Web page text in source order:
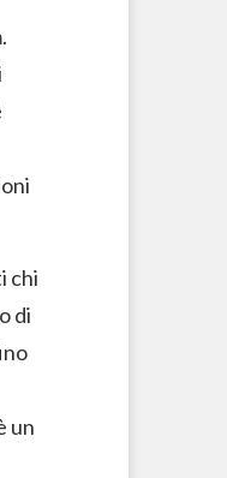
chi
di
un